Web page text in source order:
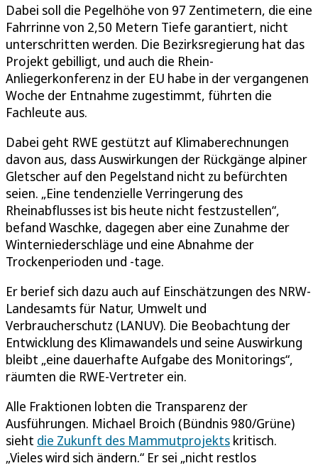
Dabei soll die Pegelhöhe von 97 Zentimetern, die eine
Fahrrinne von 2,50 Metern Tiefe garantiert, nicht
unterschritten werden. Die Bezirksregierung hat das
Projekt gebilligt, und auch die Rhein-
Anliegerkonferenz in der EU habe in der vergangenen
Woche der Entnahme zugestimmt, führten die
Fachleute aus.
Dabei geht RWE gestützt auf Klimaberechnungen
davon aus, dass Auswirkungen der Rückgänge alpiner
Gletscher auf den Pegelstand nicht zu befürchten
seien. „Eine tendenzielle Verringerung des
Rheinabflusses ist bis heute nicht festzustellen“,
befand Waschke, dagegen aber eine Zunahme der
Winterniederschläge und eine Abnahme der
Trockenperioden und -tage.
Er berief sich dazu auch auf Einschätzungen des NRW-
Landesamts für Natur, Umwelt und
Verbraucherschutz (LANUV). Die Beobachtung der
Entwicklung des Klimawandels und seine Auswirkung
bleibt „eine dauerhafte Aufgabe des Monitorings“,
räumten die RWE-Vertreter ein.
Alle Fraktionen lobten die Transparenz der
Ausführungen. Michael Broich (Bündnis 980/Grüne)
sieht die Zukunft des Mammutprojekts kritisch.
„Vieles wird sich ändern.“ Er sei „nicht restlos